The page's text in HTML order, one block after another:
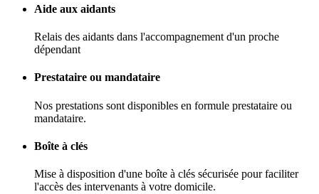
Aide aux aidants
Relais des aidants dans l'accompagnement d'un proche
dépendant
Prestataire ou mandataire
Nos prestations sont disponibles en formule prestataire ou
mandataire.
Boîte à clés
Mise à disposition d'une boîte à clés sécurisée pour faciliter
l'accès des intervenants à votre domicile.